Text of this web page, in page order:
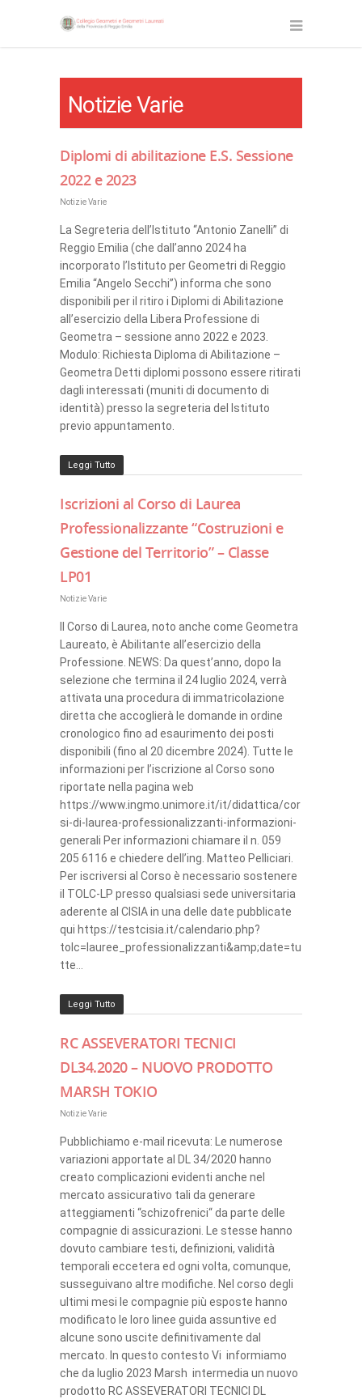
Notizie Varie
Diplomi di abilitazione E.S. Sessione
2022 e 2023
Notizie Varie
La Segreteria dell’Istituto “Antonio Zanelli” di
Reggio Emilia (che dall’anno 2024 ha
incorporato l’Istituto per Geometri di Reggio
Emilia “Angelo Secchi”) informa che sono
disponibili per il ritiro i Diplomi di Abilitazione
all’esercizio della Libera Professione di
Geometra – sessione anno 2022 e 2023.
Modulo: Richiesta Diploma di Abilitazione –
Geometra Detti diplomi possono essere ritirati
dagli interessati (muniti di documento di
identità) presso la segreteria del Istituto
previo appuntamento.
Leggi Tutto
Iscrizioni al Corso di Laurea
Professionalizzante “Costruzioni e
Gestione del Territorio” – Classe
LP01
Notizie Varie
Il Corso di Laurea, noto anche come Geometra
Laureato, è Abilitante all’esercizio della
Professione. NEWS: Da quest’anno, dopo la
selezione che termina il 24 luglio 2024, verrà
attivata una procedura di immatricolazione
diretta che accoglierà le domande in ordine
cronologico fino ad esaurimento dei posti
disponibili (fino al 20 dicembre 2024). Tutte le
informazioni per l’iscrizione al Corso sono
riportate nella pagina web
https://www.ingmo.unimore.it/it/didattica/cor
si-di-laurea-professionalizzanti-informazioni-
generali Per informazioni chiamare il n. 059
205 6116 e chiedere dell’ing. Matteo Pelliciari.
Per iscriversi al Corso è necessario sostenere
il TOLC-LP presso qualsiasi sede universitaria
aderente al CISIA in una delle date pubblicate
qui https://testcisia.it/calendario.php?
tolc=lauree_professionalizzanti&amp;date=tu
tte…
Leggi Tutto
RC ASSEVERATORI TECNICI
DL34.2020 – NUOVO PRODOTTO
MARSH TOKIO
Notizie Varie
Pubblichiamo e-mail ricevuta: Le numerose
variazioni apportate al DL 34/2020 hanno
creato complicazioni evidenti anche nel
mercato assicurativo tali da generare
atteggiamenti “schizofrenici“ da parte delle
compagnie di assicurazioni. Le stesse hanno
dovuto cambiare testi, definizioni, validità
temporali eccetera ed ogni volta, comunque,
susseguivano altre modifiche. Nel corso degli
ultimi mesi le compagnie più esposte hanno
modificato le loro linee guida assuntive ed
alcune sono uscite definitivamente dal
mercato. In questo contesto Vi informiamo
che da luglio 2023 Marsh intermedia un nuovo
prodotto RC ASSEVERATORI TECNICI DL